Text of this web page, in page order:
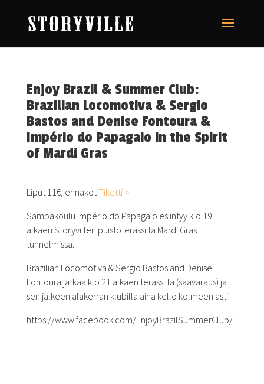
Enjoy Brazil & Summer Club:
Brazilian Locomotiva & Sergio
Bastos and Denise Fontoura &
Império do Papagaio in the Spirit
of Mardi Gras
Liput 11€, ennakotTiketti >
Sambakoulu Império do Papagaio esiintyy klo 19
alkaen Storyvillen puistoterassilla Mardi Gras
tunnelmissa.
Brazilian Locomotiva & Sergio Bastos and Denise
Fontoura jatkaa klo 21 alkaen terassilla (säävaraus) ja
sen jälkeen alakerran klubilla aina kello kolmeen asti.
https://www.facebook.com/EnjoyBrazilSummerClub/